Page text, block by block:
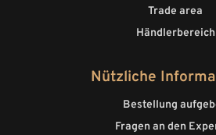
Trade area
Händlerbereich
Nützliche
Bestellung
Fragen an den